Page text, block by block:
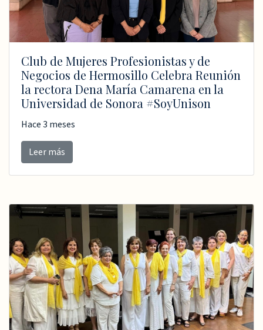
Club de Mujeres Profesionistas y de
Negocios de Hermosillo Celebra Reunión
la rectora Dena María Camarena en la
Universidad de Sonora #SoyUnison
Hace 3 meses
Leer más